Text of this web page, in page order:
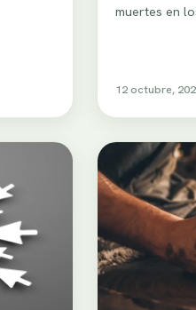
muertes en
12 octubre,